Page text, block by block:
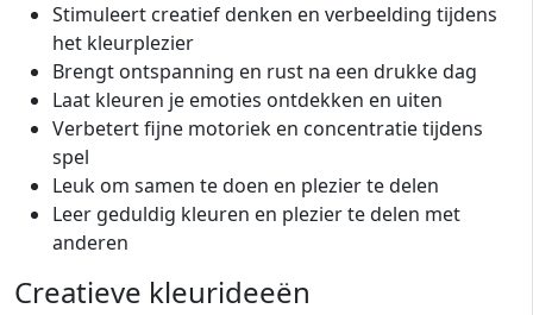
Stimuleert creatief denken en verbeelding tijdens
het kleurplezier
Brengt ontspanning en rust na een drukke dag
Laat kleuren je emoties ontdekken en uiten
Verbetert fijne motoriek en concentratie tijdens
spel
Leuk om samen te doen en plezier te delen
Leer geduldig kleuren en plezier te delen met
anderen
Creatieve kleurideeën